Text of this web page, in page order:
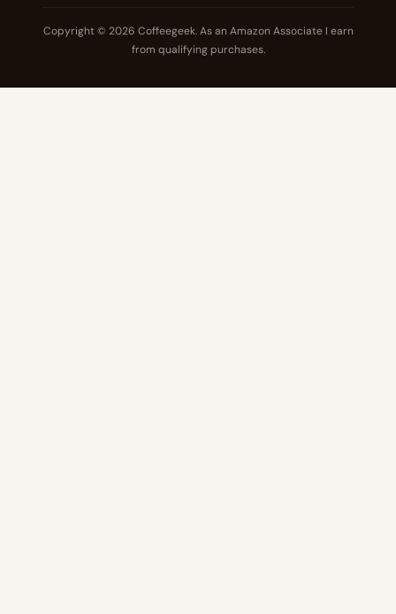
Copyright © 2026 Coffeegeek. As an Amazon Associate I earn
from qualifying purchases.